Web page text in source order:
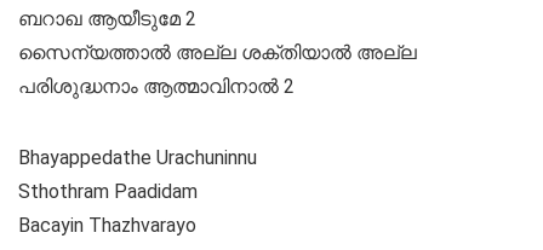
ബറാഖ ആയീടുമേ 2
സൈന്യത്താൽ അല്ല ശക്തിയാൽ അല്ല
പരിശുദ്ധനാം ആത്മാവിനാൽ 2
Bhayappedathe Urachuninnu
Sthothram Paadidam
Bacayin Thazhvarayo